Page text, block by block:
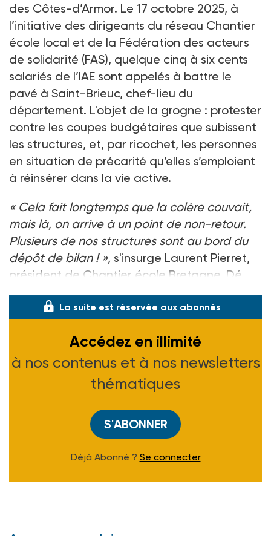
des Côtes-d’Armor. Le 17 octobre 2025, à
l’initiative des dirigeants du réseau Chantier
école local et de la Fédération des acteurs
de solidarité (FAS), quelque cinq à six cents
salariés de l’IAE sont appelés à battre le
pavé à Saint-Brieuc, chef-lieu du
département. L'objet de la grogne : protester
contre les coupes budgétaires que subissent
les structures, et, par ricochet, les personnes
en situation de précarité qu’elles s’emploient
à réinsérer dans la vie active.
« Cela fait longtemps que la colère couvait,
mais là, on arrive à un point de non-retour.
Plusieurs de nos structures sont au bord du
dépôt de bilan ! », s'insurge Laurent Pierret,
président de Chantier école Bretagne. Dé
La suite est réservée aux abonnés
Accédez en illimité
à nos contenus et à nos newsletters
thématiques
S'ABONNER
Déjà Abonné ? Se connecter